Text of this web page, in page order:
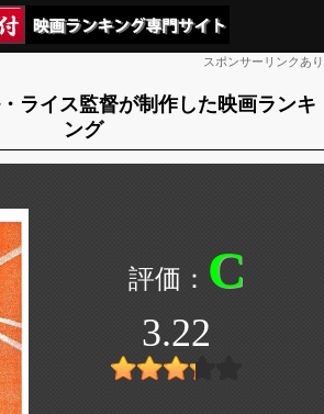
スポンサーリンクあり
ライス監督が制作した映画ランキ
ング
C
3.22